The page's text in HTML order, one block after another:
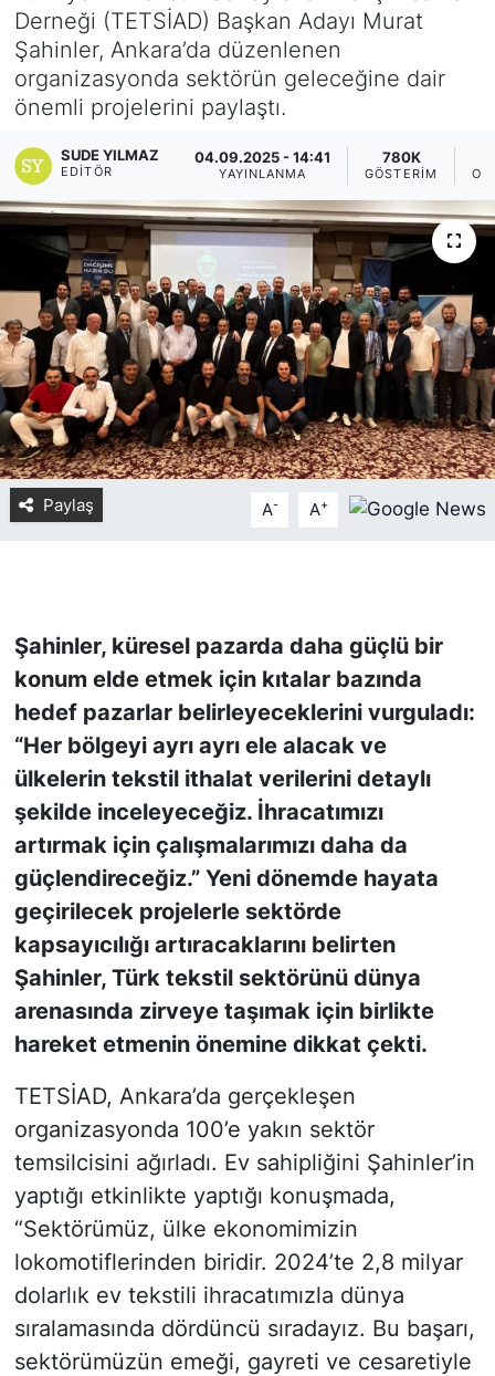
Derneği (TETSİAD) Başkan Adayı Murat
Şahinler, Ankara’da düzenlenen
organizasyonda sektörün geleceğine dair
önemli projelerini paylaştı.
SUDE YILMAZ
EDITÖR
04.09.2025 - 14:41
YAYINLANMA
780K
GÖSTERIM
Paylaş A- A+
Şahinler, küresel pazarda daha güçlü bir
konum elde etmek için kıtalar bazında
hedef pazarlar belirleyeceklerini vurguladı:
“Her bölgeyi ayrı ayrı ele alacak ve
ülkelerin tekstil ithalat verilerini detaylı
şekilde inceleyeceğiz. İhracatımızı
artırmak için çalışmalarımızı daha da
güçlendireceğiz.” Yeni dönemde hayata
geçirilecek projelerle sektörde
kapsayıcılığı artıracaklarını belirten
Şahinler, Türk tekstil sektörünü dünya
arenasında zirveye taşımak için birlikte
hareket etmenin önemine dikkat çekti.
TETSİAD, Ankara’da gerçekleşen
organizasyonda 100’e yakın sektör
temsilcisini ağırladı. Ev sahipliğini Şahinler’in
yaptığı etkinlikte yaptığı konuşmada,
“Sektörümüz, ülke ekonomimizin
lokomotiflerinden biridir. 2024’te 2,8 milyar
dolarlık ev tekstili ihracatımızla dünya
sıralamasında dördüncü sıradayız. Bu başarı,
sektörümüzün emeği, gayreti ve cesaretiyle
Yurt Dışı Fuarlar
Teknoloji
Spor
KÜLTÜR SANAT
ŞİRKET HABERLERİ
SAVUNMA SANAYİ
FUAR HABERLERİ
FUAR TAKVİMİ
Amerika Fuarları
FUAR RAPORU
FESTİVAL HABERLERİ
FESTİVAL TAKVİMİ
RÖPORTAJLAR
BİYOGRAFİLER